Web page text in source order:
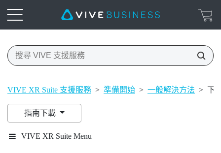
VIVE XR Suite 支援服務 > 準備開始 > 一般解決方法 > 下
指南下載
VIVE XR Suite Menu